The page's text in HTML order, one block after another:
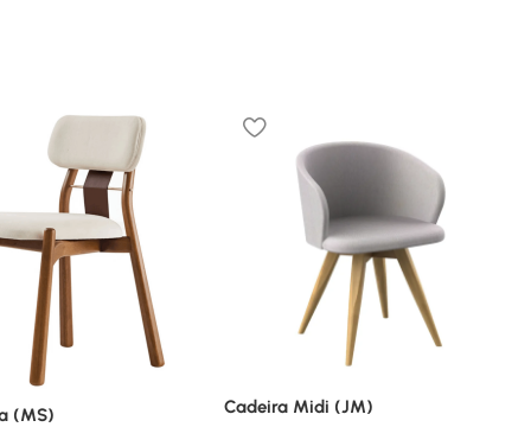
(MS) Cadeira Midi (JM)